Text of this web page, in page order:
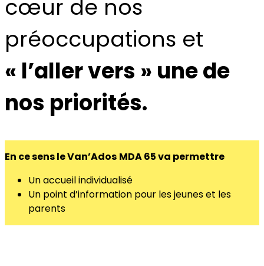
cœur de nos
préoccupations et
« l’aller vers » une de
nos priorités.
En ce sens le Van’Ados MDA 65 va permettre
Un accueil individualisé
Un point d’information pour les jeunes et les
parents